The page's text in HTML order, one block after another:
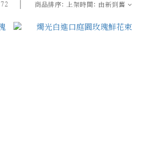
72 商品排序: 上架時間: 由新到舊